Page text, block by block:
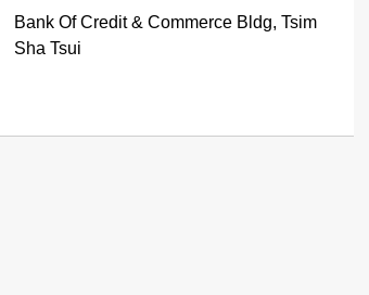
Bank Of Credit & Commerce Bldg, Tsim
Sha Tsui